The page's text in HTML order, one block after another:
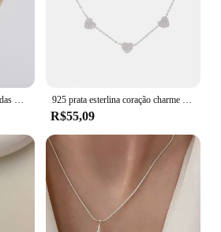
925 Prata Esterlina Três Camadas Colar Redondo para Mulheres, Simples Corrente Cobra, Charme Bola, Jóias Requintadas, Presente para Festa 925 prata esterlina coração charme pingente colar, delicada cadeia corações colar, bonito danity, presente de Natal, 35 + 10cm
R$55,09